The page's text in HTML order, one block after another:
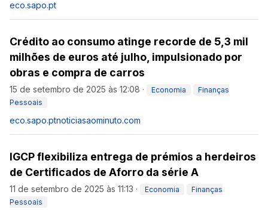
eco.sapo.pt
Crédito ao consumo atinge recorde de 5,3 mil
milhões de euros até julho, impulsionado por
obras e compra de carros
15 de setembro de 2025 às 12:08 · Economia
Finanças
Pessoais
eco.sapo.ptnoticiasaominuto.com
IGCP flexibiliza entrega de prémios a herdeiros
de Certificados de Aforro da série A
11 de setembro de 2025 às 11:13 · Economia
Finanças
Pessoais